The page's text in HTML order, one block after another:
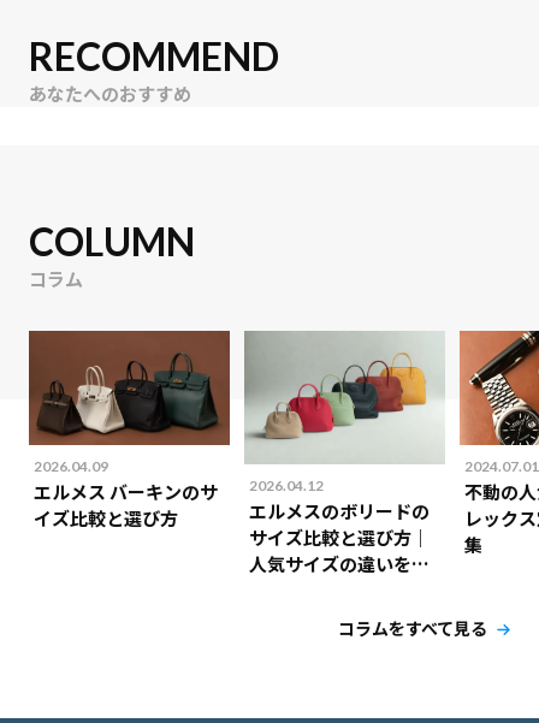
RECOMMEND
あなたへのおすすめ
COLUMN
コラム
2026.04.09
エルメス バーキンのサ
イズ比較と選び方
2026.04.12
エルメスのボリードの
サイズ比較と選び方｜
人気サイズの違いを解
2024.07.01
不動の
レック
集
コラムをすべて見る